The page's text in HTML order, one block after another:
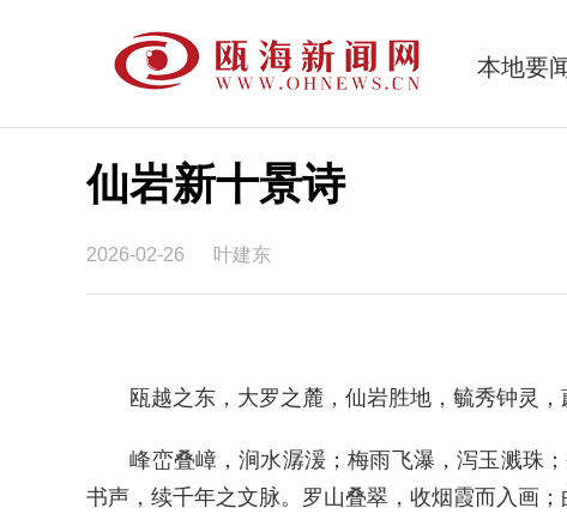
本地要
仙岩新十景诗
2026-02-26 叶建东
瓯越之东，大罗之麓，仙岩胜地，毓秀钟灵，
峰峦叠嶂，涧水潺湲；梅雨飞瀑，泻玉溅珠；
书声，续千年之文脉。罗山叠翠，收烟霞而入画；